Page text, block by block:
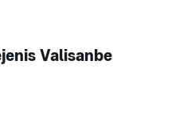
Valisanbe